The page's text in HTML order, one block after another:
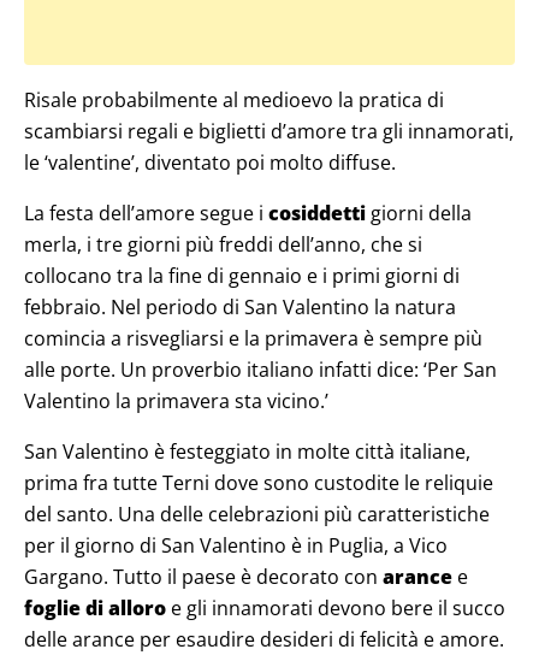
Risale probabilmente al medioevo la pratica di
scambiarsi regali e biglietti d’amore tra gli innamorati,
le ‘valentine’, diventato poi molto diffuse.
La festa dell’amore segue i cosiddetti giorni della
merla, i tre giorni più freddi dell’anno, che si
collocano tra la fine di gennaio e i primi giorni di
febbraio. Nel periodo di San Valentino la natura
comincia a risvegliarsi e la primavera è sempre più
alle porte. Un proverbio italiano infatti dice: ‘Per San
Valentino la primavera sta vicino.’
San Valentino è festeggiato in molte città italiane,
prima fra tutte Terni dove sono custodite le reliquie
del santo. Una delle celebrazioni più caratteristiche
per il giorno di San Valentino è in Puglia, a Vico
Gargano. Tutto il paese è decorato con arance e
foglie di alloro e gli innamorati devono bere il succo
delle arance per esaudire desideri di felicità e amore.